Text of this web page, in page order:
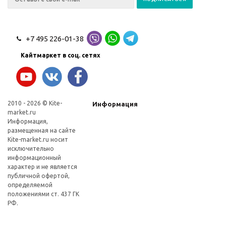
+7 495 226-01-38
Кайтмаркет в соц. сетях
2010 - 2026 © Kite-
market.ru
Информация,
размещенная на сайте
Kite-market.ru носит
исключительно
информационный
характер и не является
публичной офертой,
определяемой
положениями ст. 437 ГК
РФ.
Информация